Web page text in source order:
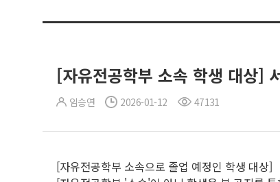
[자유전공학부 소속 학생 대상]
임승연 2026-01-12 47131
[자유전공학부 소속으로 졸업 예정인 학생 대상]